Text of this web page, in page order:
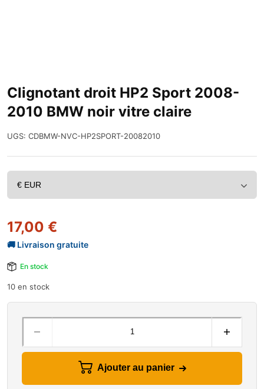
Clignotant droit HP2 Sport 2008-
2010 BMW noir vitre claire
UGS: CDBMW-NVC-HP2SPORT-20082010
17,00 €
En stock
10 en stock
Ajouter au panier